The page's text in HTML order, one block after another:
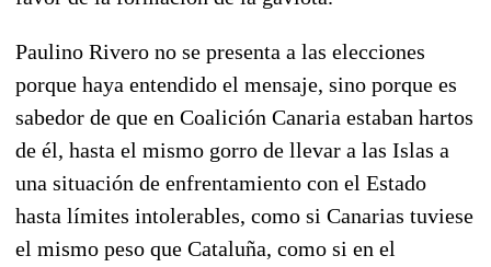
Paulino Rivero no se presenta a las elecciones
porque haya entendido el mensaje, sino porque es
sabedor de que en Coalición Canaria estaban hartos
de él, hasta el mismo gorro de llevar a las Islas a
una situación de enfrentamiento con el Estado
hasta límites intolerables, como si Canarias tuviese
el mismo peso que Cataluña, como si en el